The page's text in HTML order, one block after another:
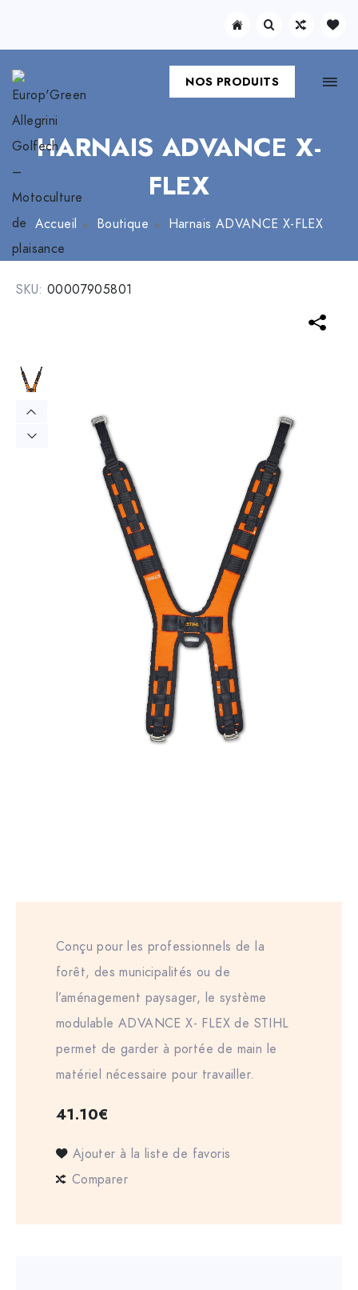
NOS PRODUITS
HARNAIS ADVANCE X-
FLEX
Accueil Boutique Harnais ADVANCE X-FLEX
SKU: 00007905801
Conçu pour les professionnels de la
forêt, des municipalités ou de
l’aménagement paysager, le système
modulable ADVANCE X- FLEX de STIHL
permet de garder à portée de main le
matériel nécessaire pour travailler.
41.10€
Ajouter à la liste de favoris
Comparer